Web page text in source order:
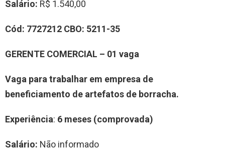
Salário: R$ 1.540,00
Cód: 7727212 CBO: 5211-35
GERENTE COMERCIAL – 01 vaga
Vaga para trabalhar em empresa de
beneficiamento de artefatos de borracha.
Experiência: 6 meses (comprovada)
Salário: Não informado